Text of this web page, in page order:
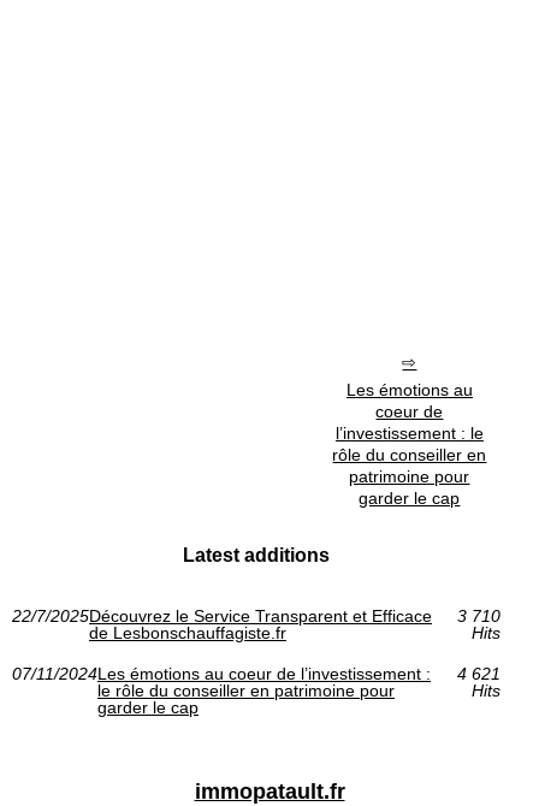
Les émotions au
coeur de
l’investissement : le
rôle du conseiller en
patrimoine pour
garder le cap
Latest additions
22/7/2025Découvrez le Service Transparent et Efficace
de Lesbonschauffagiste.fr
3 710
Hits
07/11/2024Les émotions au coeur de l’investissement :
le rôle du conseiller en patrimoine pour
garder le cap
4 621
Hits
immopatault.fr